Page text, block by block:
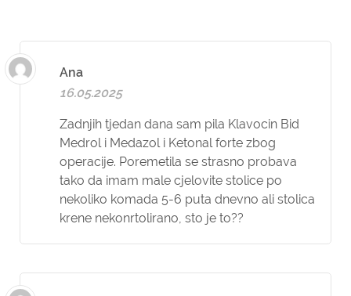
Ana
16.05.2025
Zadnjih tjedan dana sam pila Klavocin Bid
Medrol i Medazol i Ketonal forte zbog
operacije. Poremetila se strasno probava
tako da imam male cjelovite stolice po
nekoliko komada 5-6 puta dnevno ali stolica
krene nekonrtolirano, sto je to??